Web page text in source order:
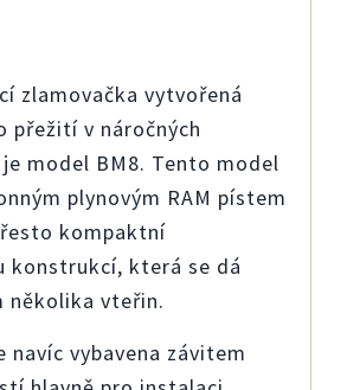
zlamovačka vytvořená
přežití v náročných
je model BM8. Tento model
plynovým RAM pístem
kompaktní
konstrukcí, která se dá
několika vteřin.
navíc vybavena závitem